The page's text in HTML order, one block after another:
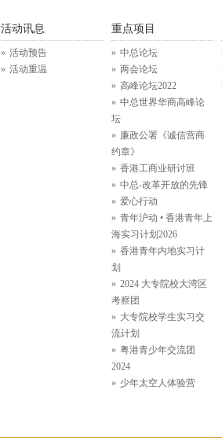
活动讯息
活动预告
活动重温
重点项目
中总论坛
两会论坛
高峰论坛2022
中总世界华商高峰论
坛
廉政公署《诚信营商
约章》
香港工商业研讨班
中总-改革开放的先锋
爱心行动
青年沪动 • 香港青年上
海实习计划2026
香港青年内地实习计
划
2024 大专院校大湾区
考察团
大专院校学生实习交
流计划
粤港青少年交流团
2024
少年太空人体验营